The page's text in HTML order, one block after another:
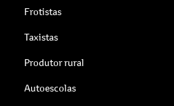
Frotistas
Taxistas
Produtor rural
Autoescolas